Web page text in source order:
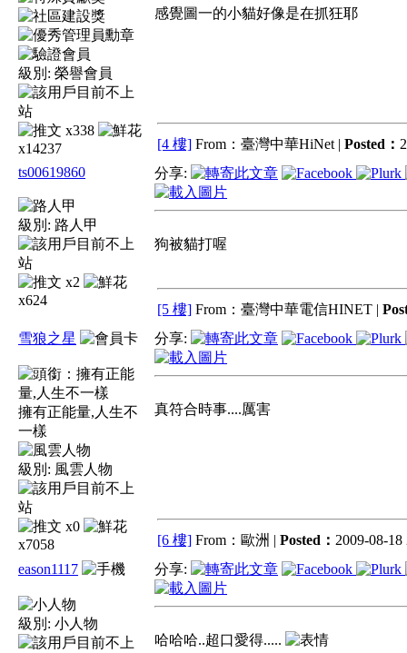
級別: 榮譽會員
x338
x14237
感覺圖一的小貓好像是在抓狂耶
[4 樓] From：臺灣中華HiNet | Posted：
ts00619860
級別: 路人甲
x2
x624
分享:
狗被貓打喔
[5 樓] From：臺灣中華電信HINET |
雪狼之星
擁有正能量,人生不
一樣
級別: 風雲人物
x0
x7058
分享:
真符合時事....厲害
[6 樓] From：歐洲 | Posted： 2009-08-18
eason1117
級別: 小人物
分享:
哈哈哈..超口愛得.....